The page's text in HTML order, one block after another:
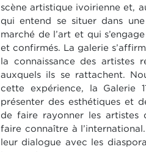
scène artistique ivoirienne et,
qui entend se situer dans
marché de l’art et qui
et confirmés. La galerie
la connaissance des artistes
auxquels ils se rattachent.
cette expérience, la Galerie
présenter des esthétiques et
de faire rayonner les artistes
faire connaître à
leur dialogue avec les